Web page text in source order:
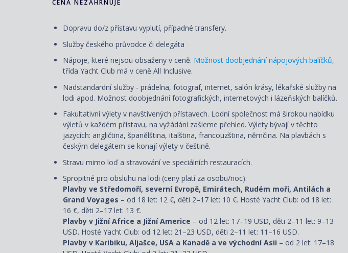
CENA NEZAHRNUJE
Dopravu do/z přístavu vyplutí, případné transfery.
Služby českého průvodce či delegáta
Nápoje, které nejsou obsaženy v ceně. Možnost doobjednání nápojových balíčků,
třída Yacht Club má v ceně All Inclusive.
Nadstandardní služby - prádelna, fotograf, internet, salón krásy, lékařské služby na
lodi apod. Možnost doobjednání fotografických, internetových i lázeňských balíčků.
Fakultativní výlety v navštívených přístavech. Lodní společnost má širokou nabídku
výletů v každém přístavu, na vyžádání zašleme přehled. Výlety bývají v těchto
jazycích: angličtina, španělština, italština, francouzština, němčina. Na plavbách s
českým delegátem se konají výlety v češtině.
Stravu mimo loď a stravování ve speciálních restauracích.
Spropitné pro obsluhu na lodi (ceny platí za osobu/noc):
Plavby ve Středomoří, severní Evropě, Emirátech, Rudém moři, Antilách a
Grand Voyages – od 18 let: 12 €, děti 2–17 let: 10 €. Hosté Yacht Club: od 18 let:
16 €, děti 2–17 let: 13 €.
Plavby v Jižní Africe a Jižní Americe – od 12 let: 17–19 USD, děti 2–11 let: 9–13
USD. Hosté Yacht Club: od 12 let: 21–23 USD, děti 2–11 let: 11–16 USD.
Plavby v Karibiku, Aljašce, USA a Kanadě a ve východní Asii – od 2 let: 17–18